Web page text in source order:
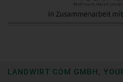
LANDWIRT.COM GMBH,